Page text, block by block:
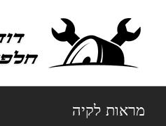
לתוכן
מראות לקיה